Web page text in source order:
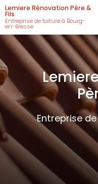
Aller
au
contenu
principal
Lemiere Rénovation Père &
Fils
Entreprise de toiture à Bourg-
en-Bresse
Entreprise